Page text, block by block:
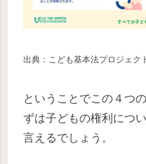
出典：こども基本法プロジェク
ということでこの４つ
ずは子どもの権利につ
言えるでしょう。